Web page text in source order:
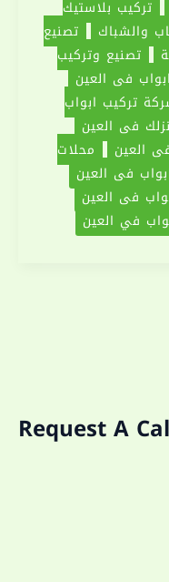
تركيب بلاستيك
والشباك
تصنيع
تصنيع وتركيب
في العين
تركيب ابواب
فى العين
العين
محلات
في العين
في العين
في العين
Request A